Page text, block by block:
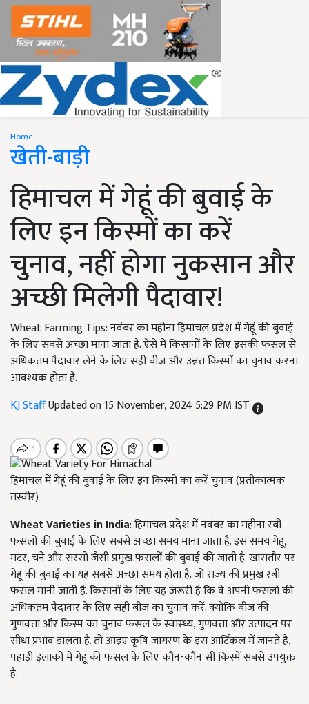
Home
खेती-बाड़ी
हिमाचल में गेहूं की बुवाई के
लिए इन किस्मों का करें
चुनाव, नहीं होगा नुकसान और
अच्छी मिलेगी पैदावार!
Wheat Farming Tips: नवंबर का महीना हिमाचल प्रदेश में गेहूं की बुवाई
के लिए सबसे अच्छा माना जाता है. ऐसे में किसानों के लिए इसकी फसल से
अधिकतम पैदावार लेने के लिए सही बीज और उन्नत किस्मों का चुनाव करना
आवश्यक होता है.
KJ StaffUpdated on 15 November, 2024 5:29 PM IST
हिमाचल में गेहूं की बुवाई के लिए इन किस्मों का करें चुनाव (प्रतीकात्मक
तस्वीर)
Wheat Varieties in India: हिमाचल प्रदेश में नवंबर का महीना रबी
फसलों की बुवाई के लिए सबसे अच्छा समय माना जाता है. इस समय गेहूं,
मटर, चने और सरसों जैसी प्रमुख फसलों की बुवाई की जाती है. खासतौर पर
गेहूं की बुवाई का यह सबसे अच्छा समय होता है. जो राज्य की प्रमुख रबी
फसल मानी जाती है. किसानों के लिए यह जरूरी है कि वे अपनी फसलों की
अधिकतम पैदावार के लिए सही बीज का चुनाव करें. क्योंकि बीज की
गुणवत्ता और किस्म का चुनाव फसल के स्वास्थ्य, गुणवत्ता और उत्पादन पर
सीधा प्रभाव डालता है. तो आइए कृषि जागरण के इस आर्टिकल में जानते हैं,
पहाड़ी इलाकों में गेहूं की फसल के लिए कौन-कौन सी किस्में सबसे उपयुक्त
है.